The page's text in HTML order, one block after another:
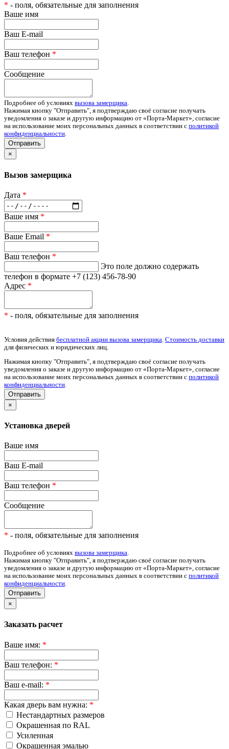
* - поля, обязательные для заполнения
Ваше имя
Ваш E-mail
Ваш телефон *
Сообщение
Подробнее об условиях вызова замерщика.
Нажимая кнопку "Отправить", я подтверждаю своё согласие получать
уведомления о заказе и другую информацию от «Порта-Маркет», согласие
на использование моих персональных данных в соответствии с политикой
конфиденциальности.
Отправить
×
Вызов замерщика
Дата *
Ваше имя *
Ваше Email *
Ваш телефон *
Это поле должно содержать
телефон в формате +7 (123) 456-78-90
Адрес *
* - поля, обязательные для заполнения
Условия действия бесплатной акции вызова замерщика Стоимость доставки
для физических и юридических лиц.
Нажимая кнопку "Отправить", я подтверждаю своё согласие получать
уведомления о заказе и другую информацию от «Порта-Маркет», согласие
на использование моих персональных данных в соответствии с политикой
конфиденциальности
×
Установка дверей
Ваше имя
Ваш E-mail
Ваш телефон *
Сообщение
* - поля, обязательные для заполнения
Подробнее об условиях вызова замерщика.
Нажимая кнопку "Отправить", я подтверждаю своё согласие получать
уведомления о заказе и другую информацию от «Порта-Маркет», согласие
на использование моих персональных данных в соответствии с политикой
конфиденциальности.
Отправить
×
Заказать расчет
Ваше имя: *
Ваш телефон: *
Ваш e-mail: *
Какая дверь вам нужна: *
Нестандартных размеров
Окрашенная по RAL
Усиленная
Окрашенная эмалью